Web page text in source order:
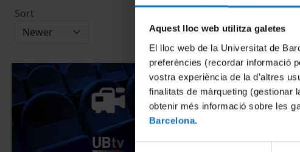
Aquest lloc web utilitza galetes
El lloc web de la Universitat de
preferències (recordar informació
vostra experiència de la d’altres
finalitats de màrqueting (gestionar
obtenir més informació sobre les
Barcelona.
Sort